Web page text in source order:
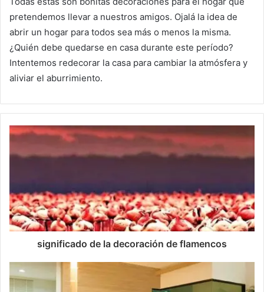
pretendemos llevar a nuestros amigos. Ojalá la idea de
abrir un hogar para todos sea más o menos la misma.
¿Quién debe quedarse en casa durante este período?
Intentemos redecorar la casa para cambiar la atmósfera y
aliviar el aburrimiento.
significado de la decoración de flamencos